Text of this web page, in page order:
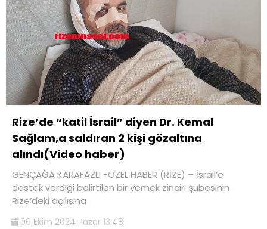
Rize’de “katil İsrail” diyen Dr. Kemal
Sağlam,a saldıran 2 kişi gözaltına
alındı(Video haber)
GENÇAĞA KARAFAZLI -ÖZEL HABER (RİZE) – İsrail’e
destek verdiği belirtilen bir yemek zinciri şubesinin
Rize’deki açılışına
06 Ekim 2024 Pazar 13:48